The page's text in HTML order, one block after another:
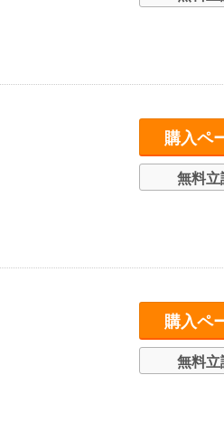
購入ペ
無料立
購入ペ
無料立